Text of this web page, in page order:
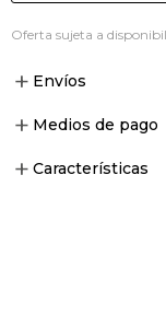
Oferta sujeta a
Envíos
Medios de pago
Características